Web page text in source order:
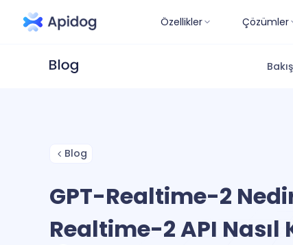
Özellikler Çözümler
Blog
GPT-Realtime-2
Realtime-2 API Nasıl